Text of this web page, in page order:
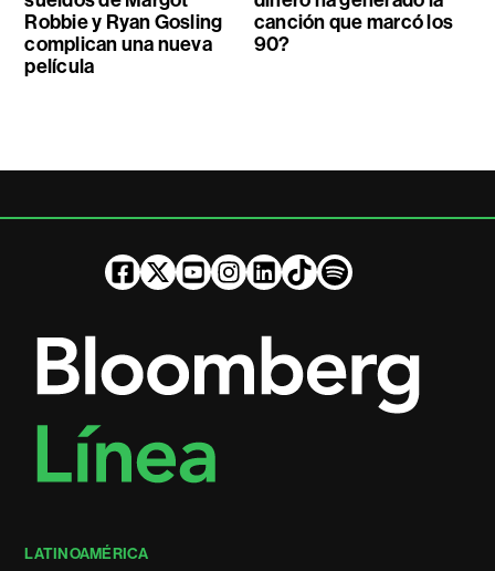
Robbie y Ryan Gosling
complican una nueva
película
canción que marcó los
90?
LATINOAMÉRICA